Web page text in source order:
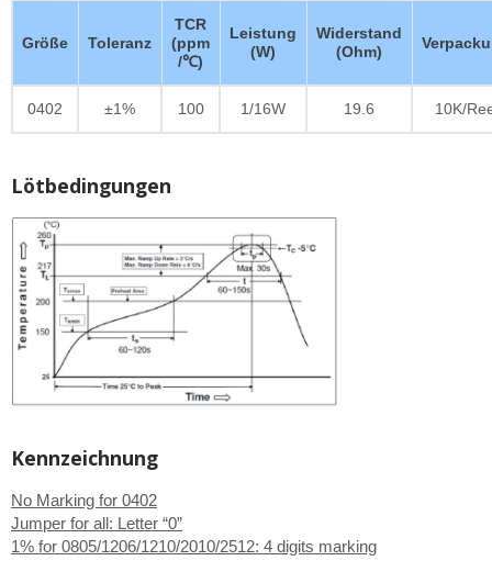
Größe Toleranz
TCR
(ppm
/℃)
Leistung
(W)
Widerstand
(Ohm)
0402 ±1% 100 1/16W 19.6 10K/
Lötbedingungen
Kennzeichnung
No Marking for 0402
Jumper for all: Letter “0”
1% for 0805/1206/1210/2010/2512: 4 digits marking